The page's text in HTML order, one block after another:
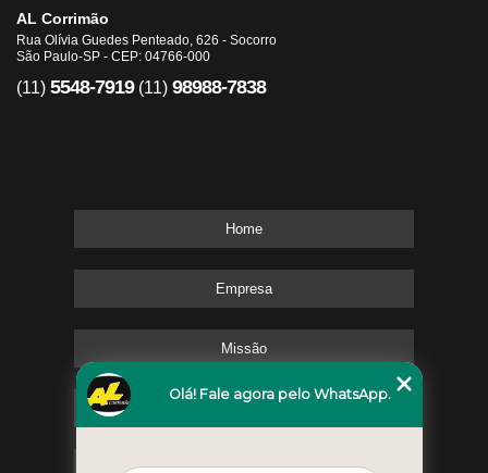
AL Corrimão
Rua Olívia Guedes Penteado, 626 - Socorro
São Paulo-SP - CEP: 04766-000
(11) 5548-7919 (11) 98988-7838
Home
Empresa
Missão
Serviços
Contato
Olá! Fale agora pelo WhatsApp.